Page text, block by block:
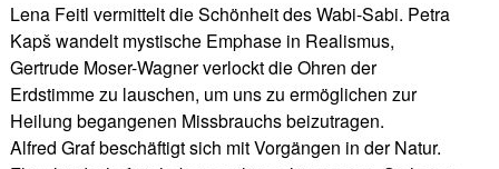
Lena Feitl vermittelt die Schönheit des Wabi-Sabi. Petra
Kapš wandelt mystische Emphase in Realismus,
Gertrude Moser-Wagner verlockt die Ohren der
Erdstimme zu lauschen, um uns zu ermöglichen zur
Heilung begangenen Missbrauchs beizutragen.
Alfred Graf beschäftigt sich mit Vorgängen in der Natur.